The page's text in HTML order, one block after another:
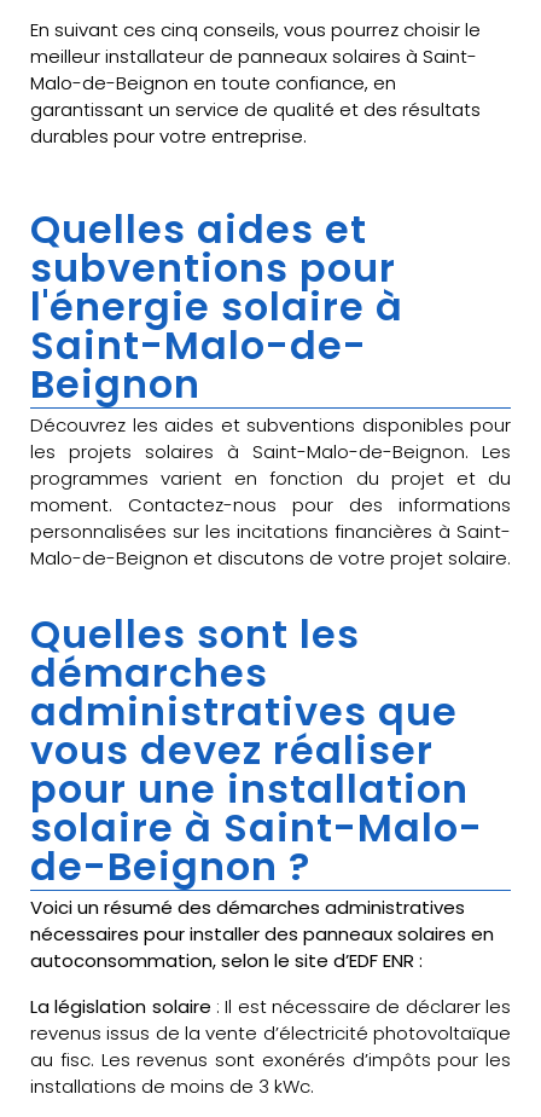
En suivant ces cinq conseils, vous pourrez choisir le
meilleur installateur de panneaux solaires à Saint-
Malo-de-Beignon en toute confiance, en
garantissant un service de qualité et des résultats
durables pour votre entreprise.
Quelles aides et
subventions pour
l'énergie solaire à
Saint-Malo-de-
Beignon
Découvrez les aides et subventions disponibles pour
les projets solaires à Saint-Malo-de-Beignon. Les
programmes varient en fonction du projet et du
moment. Contactez-nous pour des informations
personnalisées sur les incitations financières à Saint-
Malo-de-Beignon et discutons de votre projet solaire.
Quelles sont les
démarches
administratives que
vous devez réaliser
pour une installation
solaire à Saint-Malo-
de-Beignon ?
Voici un résumé des démarches administratives
nécessaires pour installer des panneaux solaires en
autoconsommation, selon le site d’EDF ENR :
La législation solaire : Il est nécessaire de déclarer les
revenus issus de la vente d’électricité photovoltaïque
au fisc. Les revenus sont exonérés d’impôts pour les
installations de moins de 3 kWc.